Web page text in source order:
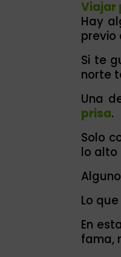
Viajar
Hay
previo
Si te
norte
Una
prisa.
Solo
lo alto
Lo
En
fama,